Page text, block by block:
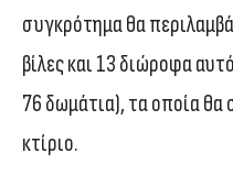
συγκρότημα θα
βίλες και 13 διώροφα
76 δωμάτια), τα οποία θα
κτίριο.